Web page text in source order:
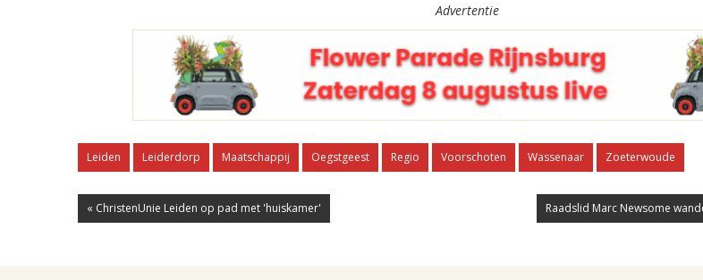
Advertentie
Leiden Leiderdorp Maatschappij Oegstgeest Regio Voorschoten Wassenaar Zoeterwoude
« ChristenUnie Leiden op pad met 'huiskamer' Raadslid Marc Newsome